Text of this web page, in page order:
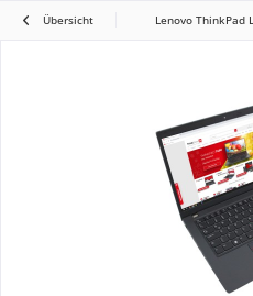
Übersicht Lenovo ThinkPad